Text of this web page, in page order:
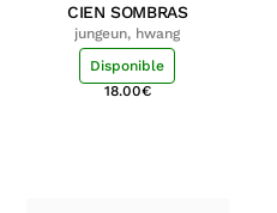
CIEN SOMBRAS
jungeun, hwang
Disponible
18.00€